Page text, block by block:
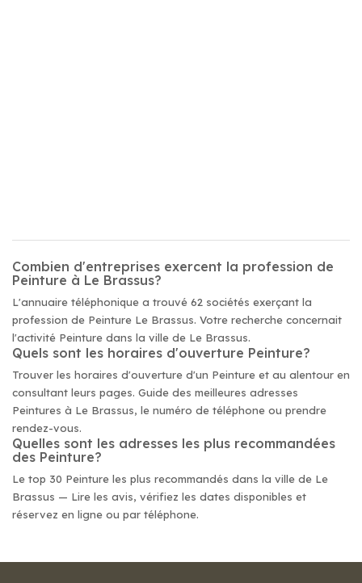
Combien d'entreprises exercent la profession de
Peinture à Le Brassus?
L'annuaire téléphonique a trouvé 62 sociétés exerçant la
profession de Peinture Le Brassus. Votre recherche concernait
l'activité Peinture dans la ville de Le Brassus.
Quels sont les horaires d'ouverture Peinture?
Trouver les horaires d'ouverture d'un Peinture et au alentour en
consultant leurs pages. Guide des meilleures adresses
Peintures à Le Brassus, le numéro de téléphone ou prendre
rendez-vous.
Quelles sont les adresses les plus recommandées
des Peinture?
Le top 30 Peinture les plus recommandés dans la ville de Le
Brassus — Lire les avis, vérifiez les dates disponibles et
réservez en ligne ou par téléphone.